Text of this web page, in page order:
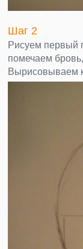
Шаг 2
Рисуем первый
помечаем
Вырисовываем